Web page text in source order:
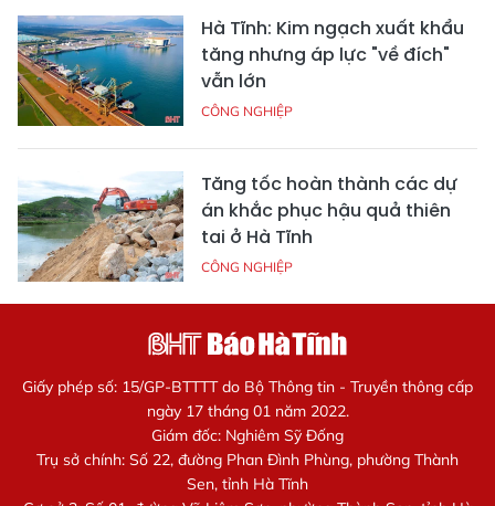
Hà Tĩnh: Kim ngạch xuất khẩu
tăng nhưng áp lực "về đích"
vẫn lớn
CÔNG NGHIỆP
Tăng tốc hoàn thành các dự
án khắc phục hậu quả thiên
tai ở Hà Tĩnh
CÔNG NGHIỆP
Giấy phép số: 15/GP-BTTTT do Bộ Thông tin - Truyền thông cấp
ngày 17 tháng 01 năm 2022.
Giám đốc: Nghiêm Sỹ Đống
Trụ sở chính: Số 22, đường Phan Đình Phùng, phường Thành
Sen, tỉnh Hà Tĩnh